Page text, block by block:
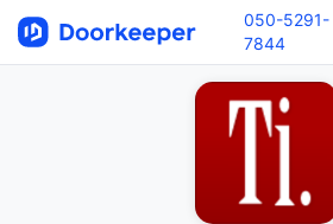
050-5291-
7844